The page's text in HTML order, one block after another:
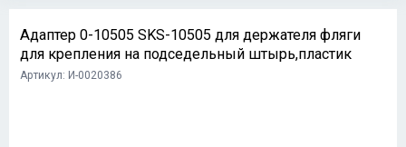
Адаптер 0-10505 SKS-10505 для держателя фляги
для крепления на подседельный штырь,пластик
Артикул: И-0020386